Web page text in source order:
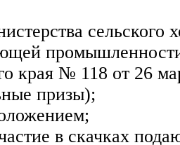
сельского
края № 118 от 26
призы);
в скачках